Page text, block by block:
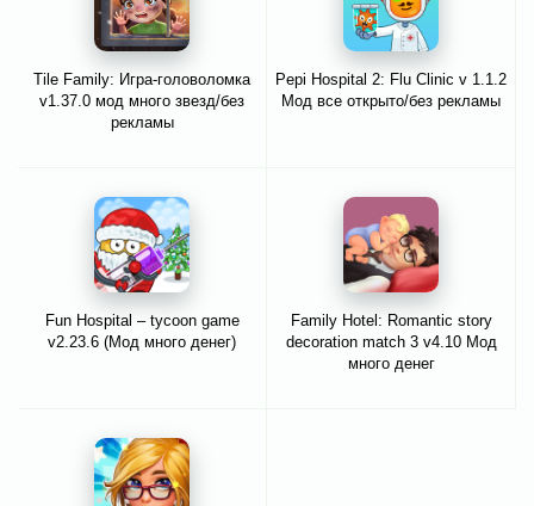
Tile Family: Игра-головоломка
v1.37.0 мод много звезд/без
рекламы
Pepi Hospital 2: Flu Clinic v 1.1.2
Мод все открыто/без рекламы
Fun Hospital – tycoon game
v2.23.6 (Мод много денег)
Family Hotel: Romantic story
decoration match 3 v4.10 Мод
много денег